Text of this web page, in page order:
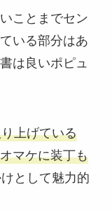
ことまでセン
いる部分はあ
は良いポピュ
上げている
マケに装丁も
として魅力的